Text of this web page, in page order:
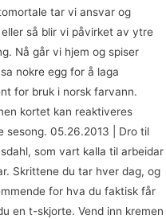
tar vi ansvar og
så blir vi påvirket av ytre
Nå går vi hjem og spiser
nokre egg for å laga
for bruk i norsk farvann.
kortet kan reaktiveres
sesong. 05.26.2013 | Dro til
som vart kalla til arbeidar
Skrittene du tar hver dag, og
for hva du faktisk får
en t-skjorte. Vend inn kremen